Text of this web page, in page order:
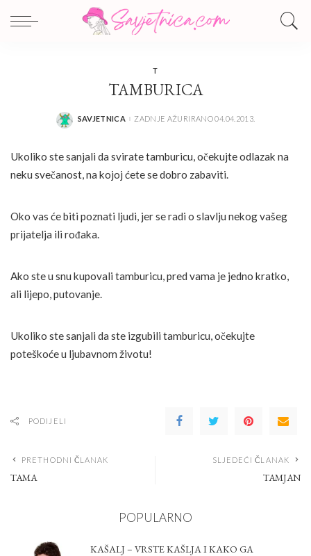
T
TAMBURICA
POSTED
SAVJETNICA ZADNJE AŽURIRANO 04.04.2013.
Ukoliko ste sanjali da svirate tamburicu, očekujte odlazak na
neku svečanost, na kojoj ćete se dobro zabaviti.
Oko vas će biti poznati ljudi, jer se radi o slavlju nekog vašeg
prijatelja ili rođaka.
Ako ste u snu kupovali tamburicu, pred vama je jedno kratko,
ali lijepo, putovanje.
Ukoliko ste sanjali da ste izgubili tamburicu, očekujte
poteškoće u ljubavnom životu!
PODIJELI
PRETHODNI ČLANAK
TAMA
SLJEDEĆI ČLANAK
TAMJAN
POPULARNO
KAŠALJ – VRSTE KAŠLJA I KAKO GA